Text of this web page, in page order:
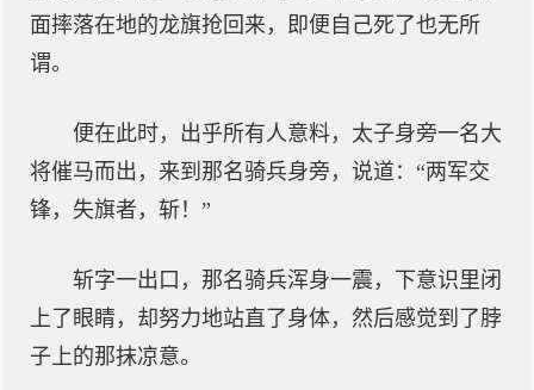
面摔落在地的龙旗抢回来，即便自己死了也无所
谓。
便在此时，出乎所有人意料，太子身旁一名大
将催马而出，来到那名骑兵身旁，说道：“两军交
锋，失旗者，斩！”
斩字一出口，那名骑兵浑身一震，下意识里闭
上了眼睛，却努力地站直了身体，然后感觉到了脖
子上的那抹凉意。